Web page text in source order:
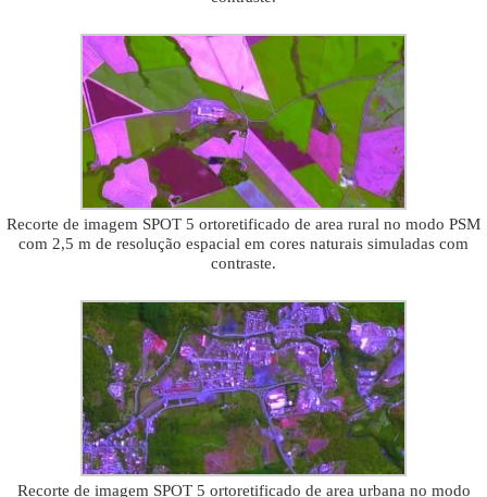
Recorte de imagem SPOT 5 ortoretificado de area rural no modo PSM
com 2,5 m de resolução espacial em cores naturais simuladas com
contraste.
Recorte de imagem SPOT 5 ortoretificado de area urbana no modo